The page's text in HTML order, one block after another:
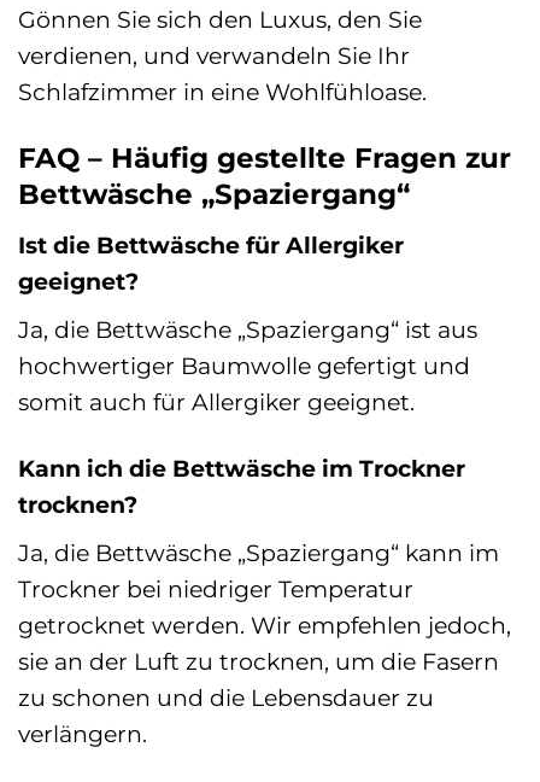
Gönnen Sie sich den Luxus, den Sie
verdienen, und verwandeln Sie Ihr
Schlafzimmer in eine Wohlfühloase.
FAQ – Häufig gestellte Fragen zur
Bettwäsche „Spaziergang“
Ist die Bettwäsche für Allergiker
geeignet?
Ja, die Bettwäsche „Spaziergang“ ist aus
hochwertiger Baumwolle gefertigt und
somit auch für Allergiker geeignet.
Kann ich die Bettwäsche im Trockner
trocknen?
Ja, die Bettwäsche „Spaziergang“ kann im
Trockner bei niedriger Temperatur
getrocknet werden. Wir empfehlen jedoch,
sie an der Luft zu trocknen, um die Fasern
zu schonen und die Lebensdauer zu
verlängern.